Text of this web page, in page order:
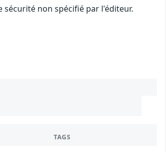
non spécifié par l'éditeur.
TAGS